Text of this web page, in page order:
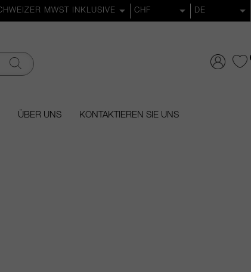
ÜBER UNS KONTAKTIEREN SIE UNS